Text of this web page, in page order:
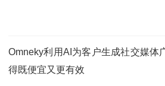
Omneky利用AI为客户生成社交媒体
得既便宜又更有效